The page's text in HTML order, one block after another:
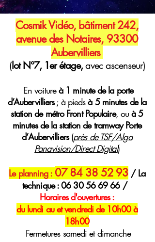
Cosmik Vidéo, bâtiment 242,
avenue des Notaires, 93300
Aubervilliers
(lot N°7, 1er étage,avec ascenseur)
En voitureà 1 minute de la porte
d’Aubervilliers; à piedsà 5 minutes de la
station de métro Front Populaire, ouà 5
minutes de la station de tramway Porte
d’Aubervilliers(près de TSF/Alga
Panavision/Direct Digital)
Le planning : 07 84 38 52 93 / La
technique :06 30 56 69 66/
Horairesd'ouvertures :
du lundi au et vendredi de 10h00 à
18h00
Fermetures samedi et dimanche